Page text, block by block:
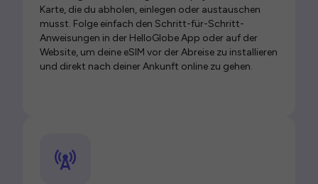
Karte, die du abholen, einlegen oder austauschen
musst. Folge einfach den Schritt-für-Schritt-
Anweisungen in der HelloGlobe App oder auf der
Website, um deine eSIM vor der Abreise zu installieren
und direkt nach deiner Ankunft online zu gehen.